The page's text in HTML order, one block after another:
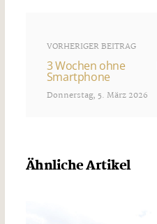
VORHERIGER BEITRAG
3 Wochen ohne
Smartphone
Donnerstag, 5. März 2026
Ähnliche Artikel